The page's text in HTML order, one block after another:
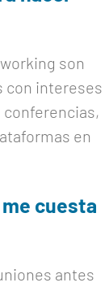
son
con intereses
en
cuesta
antes